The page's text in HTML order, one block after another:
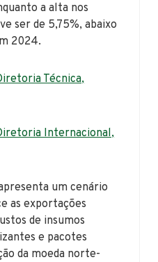
a alta nos
ser de 5,75%, abaixo
2024.
Técnica,
Internacional,
um cenário
as exportações
de insumos
e pacotes
da moeda norte-